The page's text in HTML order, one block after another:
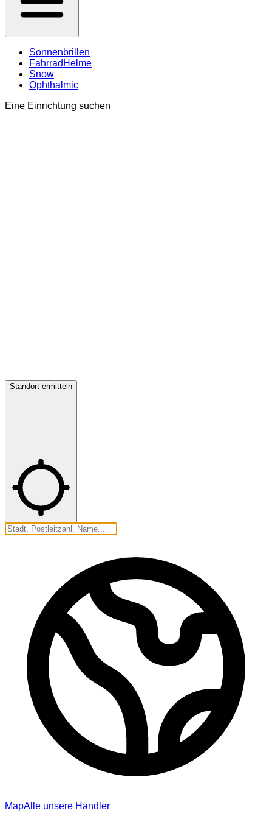
Sonnenbrillen
FahrradHelme
Snow
Ophthalmic
Eine Einrichtung suchen
Standort ermitteln
MapAlle unsere Händler